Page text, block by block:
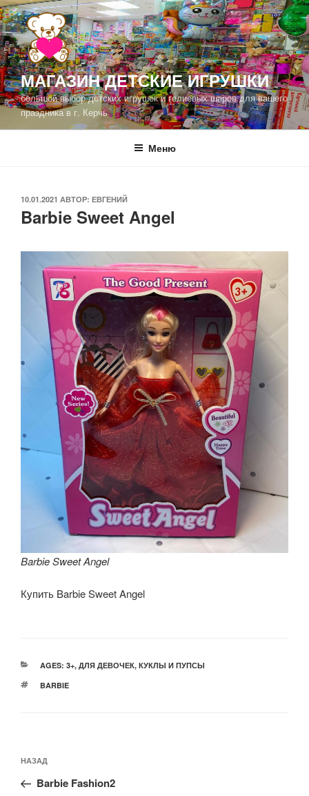
Перейти
к
содержимому
МАГАЗИН ДЕТСКИЕ ИГРУШКИ
большой выбор детских игрушек и гелиевых шаров для вашего
праздника в г. Керчь
Меню
ОПУБЛИКОВАНО
10.01.2021 АВТОР: ЕВГЕНИЙ
Barbie Sweet Angel
Barbie Sweet Angel
Купить Barbie Sweet Angel
РУБРИКИ
AGES: 3+, ДЛЯ ДЕВОЧЕК, КУКЛЫ И ПУПСЫ
МЕТКИ
BARBIE
по
записям
Предыдущая
запись:
НАЗАД
Barbie Fashion2